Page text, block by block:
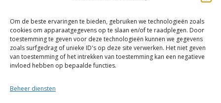
Om de beste ervaringen te bieden, gebruiken we technologieën zoals
cookies om apparaatgegevens op te slaan en/of te raadplegen. Door
toestemming te geven voor deze technologieën kunnen we gegevens
zoals surfgedrag of unieke ID's op deze site verwerken. Het niet geven
van toestemming of het intrekken van toestemming kan een negatieve
invloed hebben op bepaalde functies.
Beheer diensten
PRODUCTEN ZOEKEN
Zoeken
naar:
Zoeken
10